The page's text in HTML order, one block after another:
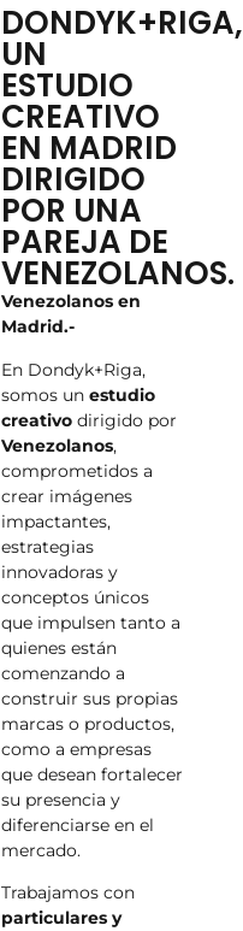
DONDYK+RIGA,
UN
ESTUDIO
CREATIVO
EN MADRID
DIRIGIDO
POR UNA
PAREJA DE
VENEZOLANOS.
Venezolanos en
Madrid.-
En Dondyk+Riga,
somos unestudio
creativo dirigido por
Venezolanos,
comprometidos a
crear imágenes
impactantes,
estrategias
innovadoras y
conceptos únicos
que impulsen tanto a
quienes están
comenzando a
construir sus propias
marcas o productos,
como a empresas
que desean fortalecer
su presencia y
diferenciarse en el
mercado.
Trabajamos con
particulares y